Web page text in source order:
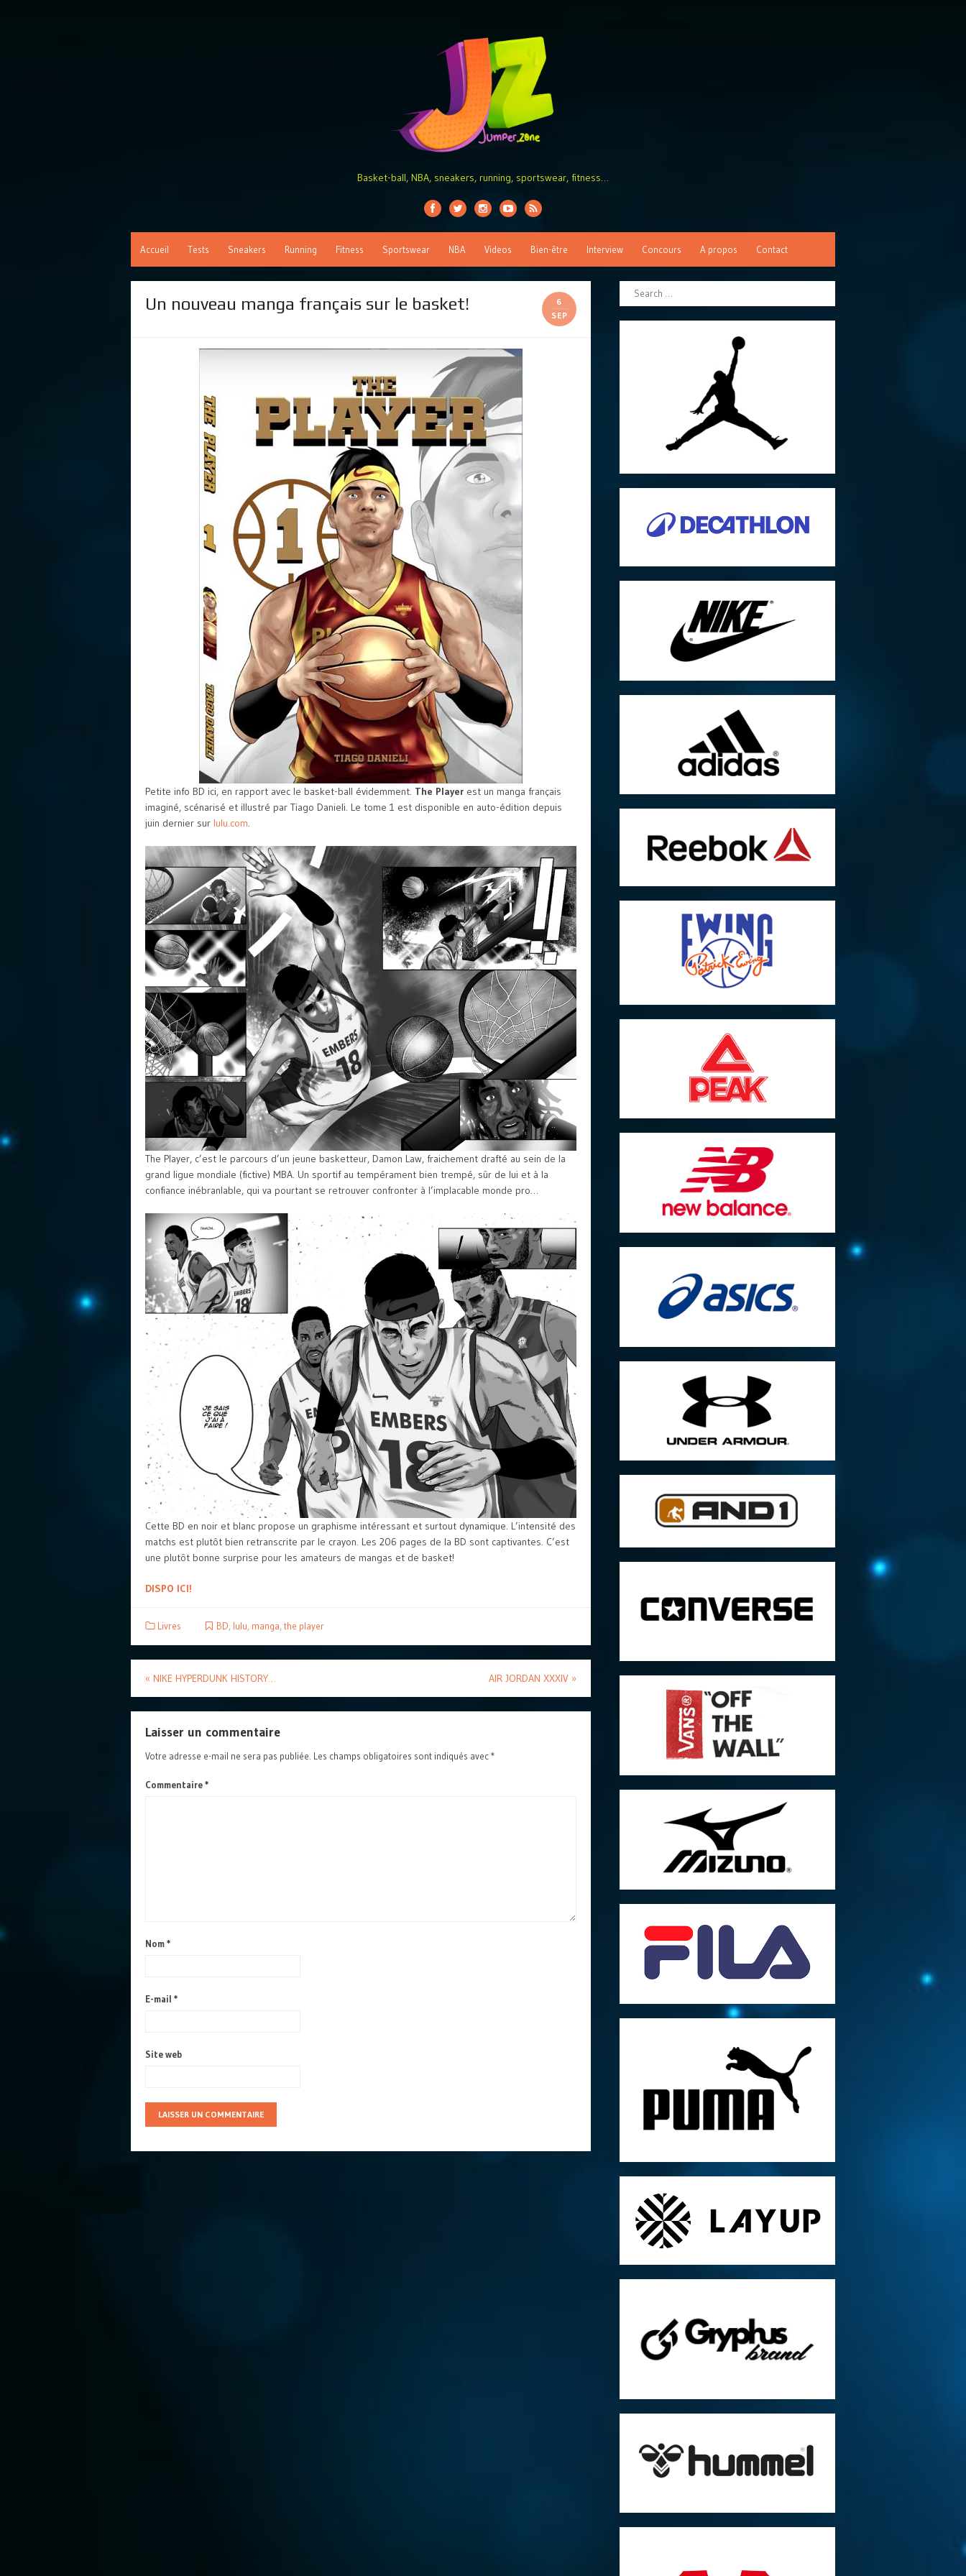
Basket-ball, NBA, sneakers, running, sportswear, fitness…
Accueil Tests Sneakers Running Fitness Sportswear NBA Videos Bien-être Interview Concours A propos Contact
Un nouveau manga français sur le basket!
6
SEP
Petite info BD ici, en rapport avec le basket-ball évidemment. The Player est un manga français
imaginé, scénarisé et illustré par Tiago Danieli. Le tome 1 est disponible en auto-édition depuis
juin dernier sur lulu.com.
The Player, c’est le parcours d’un jeune basketteur, Damon Law, fraichement drafté au sein de la
grand ligue mondiale (fictive) MBA. Un sportif au tempérament bien trempé, sûr de lui et à la
confiance inébranlable, qui va pourtant se retrouver confronter à l’implacable monde pro…
Cette BD en noir et blanc propose un graphisme intéressant et surtout dynamique. L’intensité des
matchs est plutôt bien retranscrite par le crayon. Les 206 pages de la BD sont captivantes. C’est
une plutôt bonne surprise pour les amateurs de mangas et de basket!
DISPO ICI!
Livres BD, lulu, manga, the player
« NIKE HYPERDUNK HISTORY… AIR JORDAN XXXIV »
Laisser un commentaire
Votre adresse e-mail ne sera pas publiée. Les champs obligatoires sont indiqués avec*
Commentaire*
Nom*
E-mail *
Site web